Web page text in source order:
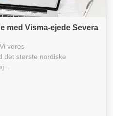
med Visma-ejede Severa
vores
det største nordiske